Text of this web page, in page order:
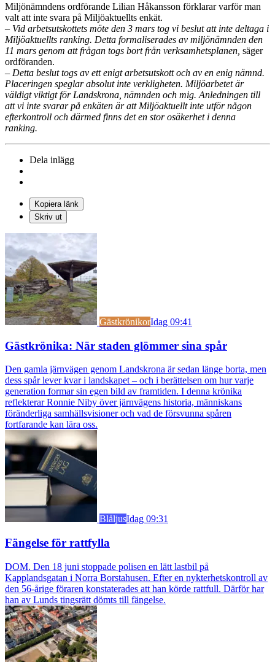
Miljönämndens ordförande Lilian Håkansson förklarar varför man
valt att inte svara på Miljöaktuellts enkät.
– Vid arbetsutskottets möte den 3 mars tog vi beslut att inte deltaga i
Miljöaktuellts ranking. Detta formaliserades av miljönämnden den
11 mars genom att frågan togs bort från verksamhetsplanen, säger
ordföranden.
– Detta beslut togs av ett enigt arbetsutskott och av en enig nämnd.
Placeringen speglar absolut inte verkligheten. Miljöarbetet är
väldigt viktigt för Landskrona, nämnden och mig. Anledningen till
att vi inte svarar på enkäten är att Miljöaktuellt inte utför någon
efterkontroll och därmed finns det en stor osäkerhet i denna
ranking.
Dela inlägg
Kopiera länk
Skriv ut
GästkrönikorIdag 09:41
Gästkrönika: När staden glömmer sina spår
Den gamla järnvägen genom Landskrona är sedan länge borta, men
dess spår lever kvar i landskapet – och i berättelsen om hur varje
generation formar sin egen bild av framtiden. I denna krönika
reflekterar Ronnie Niby över järnvägens historia, människans
föränderliga samhällsvisioner och vad de försvunna spåren
fortfarande kan lära oss.
BlåljusIdag 09:31
Fängelse för rattfylla
DOM. Den 18 juni stoppade polisen en lätt lastbil på
Kapplandsgatan i Norra Borstahusen. Efter en nykterhetskontroll av
den 56-årige föraren konstaterades att han körde rattfull. Därför har
han av Lunds tingsrätt dömts till fängelse.